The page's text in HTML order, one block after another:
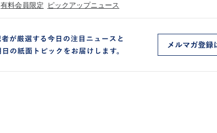
有料会員限定 ピックアップニュース